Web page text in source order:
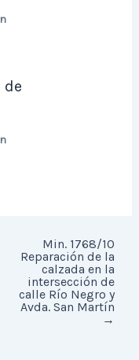
de
Min. 1768/10
Reparación de la
calzada en la
intersección de
calle Río Negro y
Avda. San Martín
→